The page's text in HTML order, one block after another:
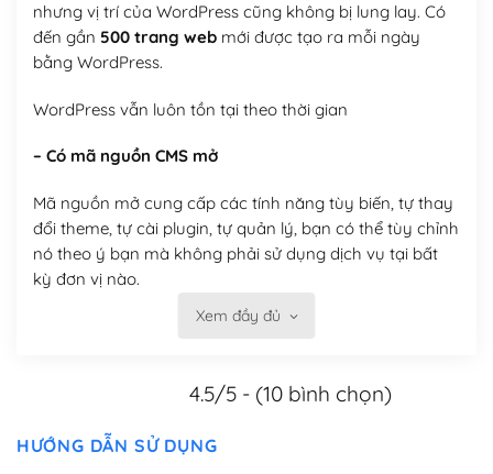
nhưng vị trí của WordPress cũng không bị lung lay. Có
đến gần 500 trang webmới được tạo ra mỗi ngày
bằng WordPress.
WordPress vẫn luôn tồn tại theo thời gian
– Có mã nguồn CMS mở
Mã nguồn mở cung cấp các tính năng tùy biến, tự thay
đổi theme, tự cài plugin, tự quản lý, bạn có thể tùy chỉnh
nó theo ý bạn mà không phải sử dụng dịch vụ tại bất
kỳ đơn vị nào.
Việc của bạn là đăng ký một tên miền và hosting để
Có thể tùy biến trên website WordPress
– Thân thiện với công cụ tìm kiếm
Xem đầy đủ
4.5/5 - (10 bình chọn)
HƯỚNG DẪN SỬ DỤNG